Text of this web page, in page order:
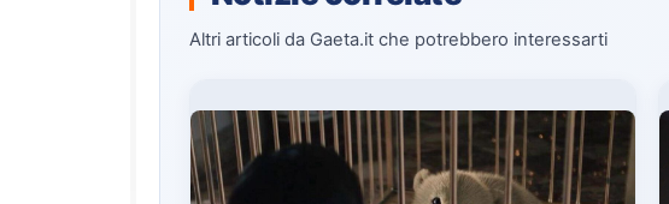
Altri articoli da Gaeta.it che potrebbero interessarti